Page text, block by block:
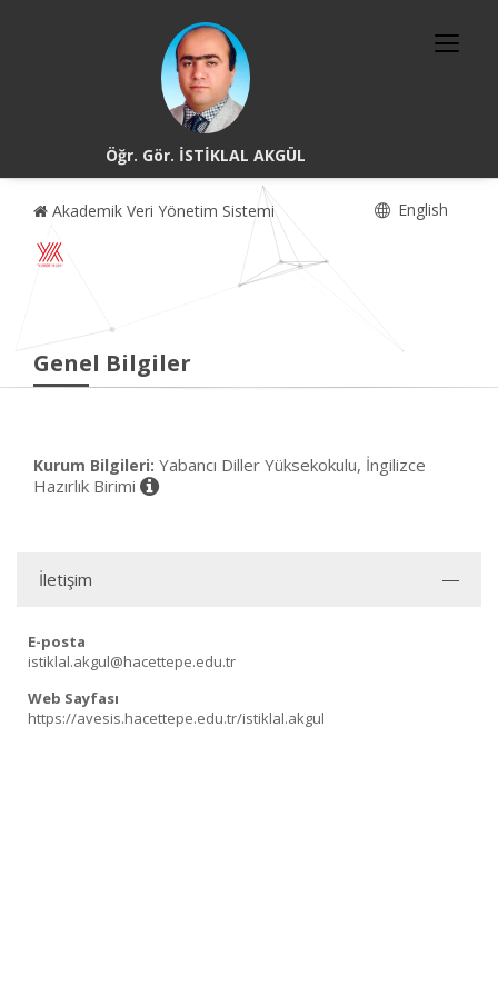
Öğr. Gör. İSTİKLAL AKGÜL
Akademik Veri Yönetim Sistemi English
Genel Bilgiler
Kurum Bilgileri: Yabancı Diller Yüksekokulu, İngilizce
Hazırlık Birimi
İletişim
E-posta
istiklal.akgul@hacettepe.edu.tr
Web Sayfası
https://avesis.hacettepe.edu.tr/istiklal.akgul